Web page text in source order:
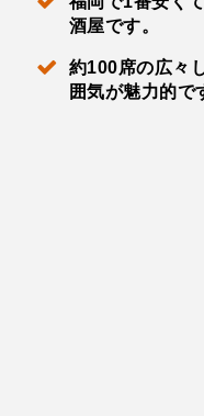
酒屋です。
約100席の広々
囲気が魅力的で